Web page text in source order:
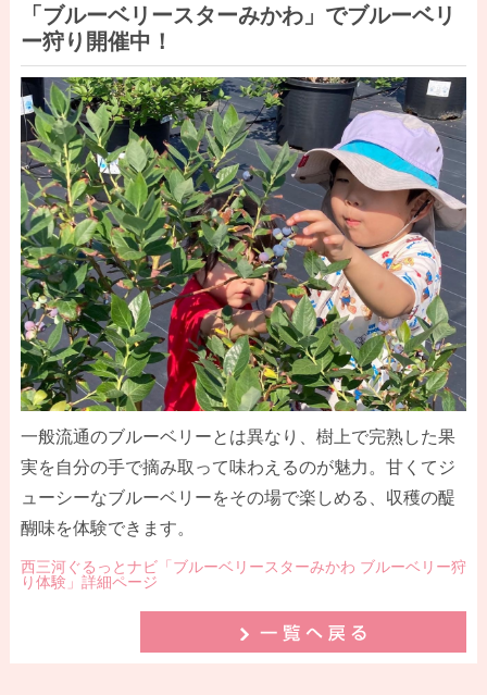
「ブルーベリースターみかわ」でブルーベリ
ー狩り開催中！
一般流通のブルーベリーとは異なり、樹上で完熟した果
実を自分の手で摘み取って味わえるのが魅力。甘くてジ
ューシーなブルーベリーをその場で楽しめる、収穫の醍
醐味を体験できます。
西三河ぐるっとナビ「ブルーベリースターみかわ ブルーベリー狩
り体験」詳細ページ